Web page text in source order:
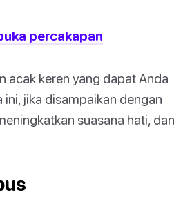
percakapan
acak keren yang dapat Anda
jika disampaikan dengan
suasana hati, dan